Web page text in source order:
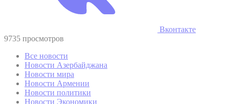
Вконтакте
9735 просмотров
Все новости
Новости Азербайджана
Новости мира
Новости Армении
Новости политики
Новости Экономики